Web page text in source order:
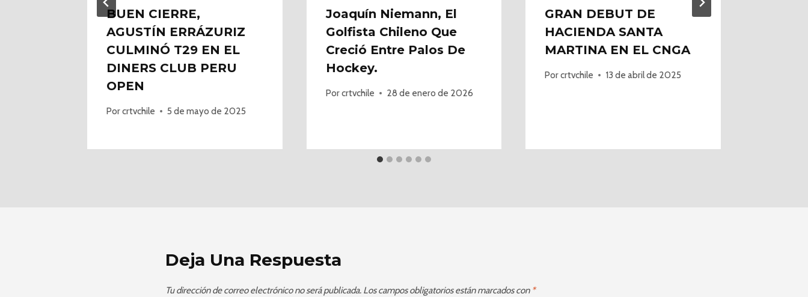
BUEN CIERRE,
AGUSTÍN ERRÁZURIZ
CULMINÓ T29 EN EL
DINERS CLUB PERU
OPEN
Porcrtvchile 5 de mayo de 2025
Joaquín Niemann, El
Golfista Chileno Que
Creció Entre Palos De
Hockey.
Porcrtvchile 28 de enero de 2026
GRAN DEBUT DE
HACIENDA SANTA
MARTINA EN EL CNGA
Porcrtvchile 13 de abril de 2025
Deja Una Respuesta
Tu dirección de correo electrónico no será publicada. Los campos obligatorios están marcados con *